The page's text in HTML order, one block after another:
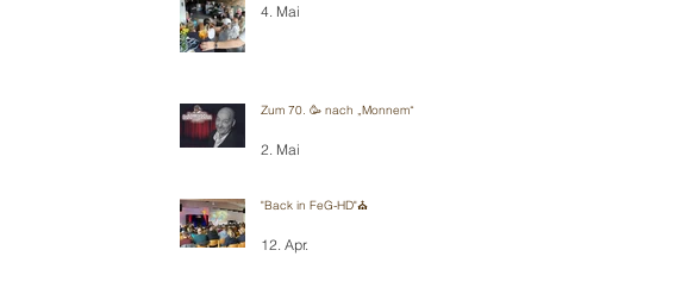
4. Mai
Zum 70. 🥳 nach „Monnem“
2. Mai
"Back in FeG-HD"⛪️
12. Apr.